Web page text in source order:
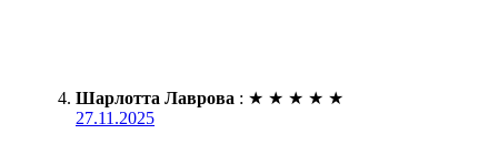
Шарлотта Лаврова : ★ ★ ★ ★ ★
27.11.2025